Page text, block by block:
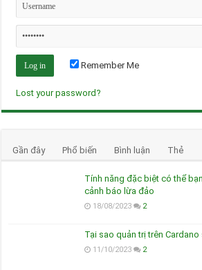
Remember Me
Lost your password?
Gần đây Phổ biến Bình luận Thẻ
Tính năng đặc biệt có thể
cảnh báo lừa đảo
18/08/2023 2
Tại sao quản trị trên
11/10/2023 2